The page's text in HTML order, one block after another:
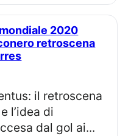
retroscena
l’idea di
dal gol ai...